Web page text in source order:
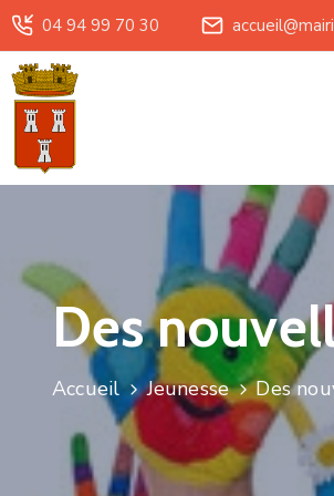
04 94 99 70 30
Des
Accueil Jeunesse Des